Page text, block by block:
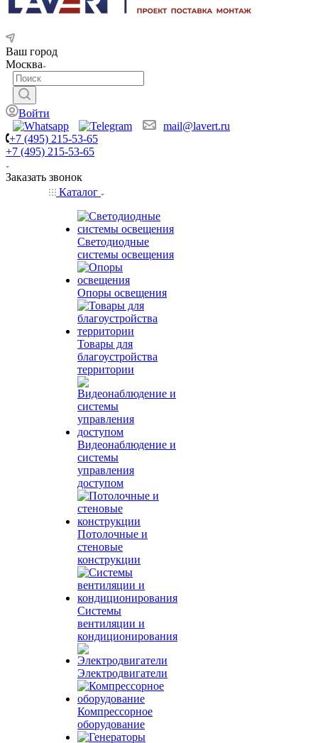
Ваш город
Москва
Войти
mail@lavert.ru
+7 (495) 215-53-65
+7 (495) 215-53-65
Заказать звонок
Каталог
Светодиодные
системы освещения
Опоры освещения
Товары для
благоустройства
территории
Видеонаблюдение и
системы
управления
доступом
Потолочные и
стеновые
конструкции
Системы
вентиляции и
кондиционирования
Электродвигатели
Компрессорное
оборудование